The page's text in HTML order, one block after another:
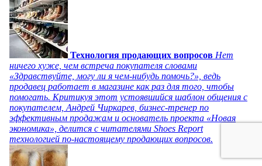
Технология продающих вопросов Нет
ничего хуже, чем встреча покупателя словами
«Здравствуйте, могу ли я чем-нибудь помочь?», ведь
продавец работает в магазине как раз для того, чтобы
помогать. Критикуя этот устоявшийся шаблон общения с
покупателем, Андрей Чиркарев, бизнес-тренер по
эффективным продажам и основатель проекта «Новая
экономика», делится с читателями Shoes Report
технологией по-настоящему продающих вопросов.